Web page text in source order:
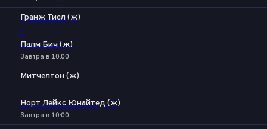
Гранж Тисл (ж)
-
Палм Бич (ж)
Завтра в 10:00
Митчелтон (ж)
-
Норт Лейкс Юнайтед (ж)
Завтра в 10:00